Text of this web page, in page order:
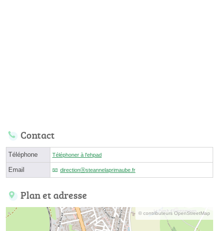
Contact
Téléphone Téléphoner à l'ehpad
Email directionⓐsteannelaprimaube.fr
Plan et adresse
© contributeurs OpenStreetMap